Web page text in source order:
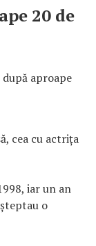
20 de
aproape
cea cu actrița
iar un an
o